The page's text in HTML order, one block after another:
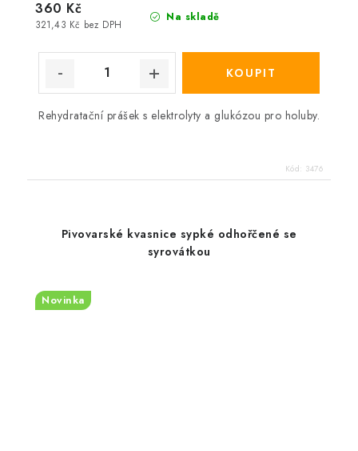
Na skladě
321,43 Kč bez DPH
360 Kč
Rehydratační prášek s elektrolyty a glukózou pro holuby.
Kód: 3476
Pivovarské kvasnice sypké odhořčené se
syrovátkou
Novinka